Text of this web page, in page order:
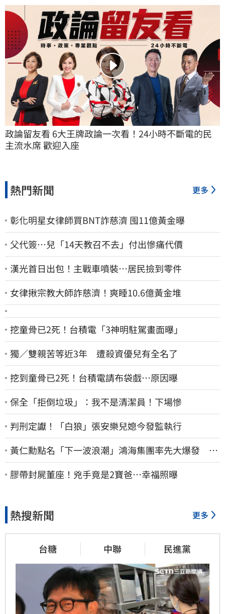
政論留友看 6大王牌政論一次看！24小時不斷電的民
主流水席 歡迎入座
熱門新聞 更多
彰化明星女律師買BNT詐慈濟 囤11億黃金曝
父代簽…兒「14天教召不去」付出慘痛代價
漢光首日出包！主戰車噴裝…居民撿到零件
女律揪宗教大師詐慈濟！爽睡10.6億黃金堆
挖童骨已2死！台積電「3神明駐駕畫面曝」
獨／雙親苦等近3年 遭殺資優兒有全名了
挖到童骨已2死！台積電請布袋戲…原因曝
保全「拒倒垃圾」：我不是清潔員！下場慘
判刑定讞！「白狼」張安樂兒媳今發監執行
黃仁勳點名「下一波浪潮」鴻海集團率先大爆發 台
股這族群全面噴出
膠帶封屍董座！兇手竟是2寶爸…幸福照曝
熱搜新聞 更多
台糖 中聯 民進黨